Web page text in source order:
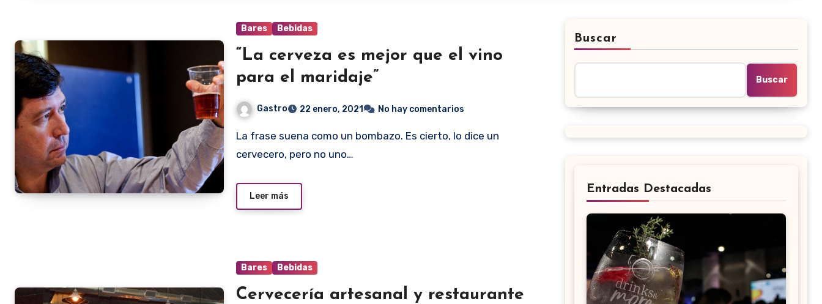
Bares Bebidas
“La cerveza es mejor que el vino
para el maridaje”
Gastro 22 enero, 2021 No hay comentarios
La frase suena como un bombazo. Es cierto, lo dice un
cervecero, pero no uno…
Leer más
Bares Bebidas
Cervecería artesanal y restaurante
Buscar
Buscar
Entradas Destacadas